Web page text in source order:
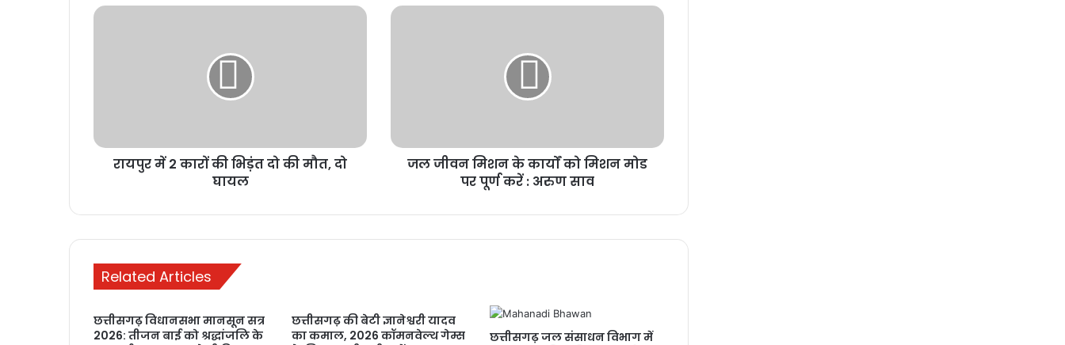
रायपुर में 2 कारों की भिड़ंत दो की मौत, दो
घायल
जल जीवन मिशन के कार्यों को मिशन मोड
पर पूर्ण करें : अरुण साव
Related Articles
छत्तीसगढ़ विधानसभा मानसून सत्र
2026: तीजन बाई को श्रद्धांजलि के
छत्तीसगढ़ की बेटी ज्ञानेश्वरी यादव
का कमाल, 2026 कॉमनवेल्थ गेम्स
छत्तीसगढ़ जल संसाधन विभाग में